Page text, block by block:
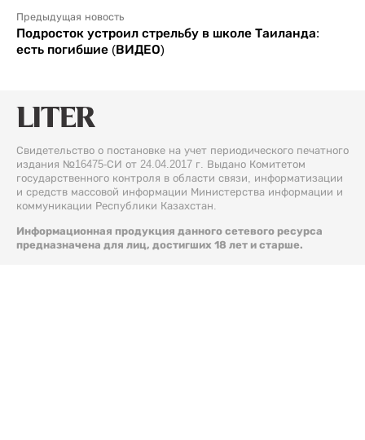
Предыдущая новость
Подросток устроил стрельбу в школе Таиланда:
есть погибшие (ВИДЕО)
Свидетельство о постановке на учет периодического печатного
издания №16475-СИ от 24.04.2017 г. Выдано Комитетом
государственного контроля в области связи, информатизации
и средств массовой информации Министерства информации и
коммуникации Республики Казахстан.
Информационная продукция данного сетевого ресурса
предназначена для лиц, достигших 18 лет и старше.